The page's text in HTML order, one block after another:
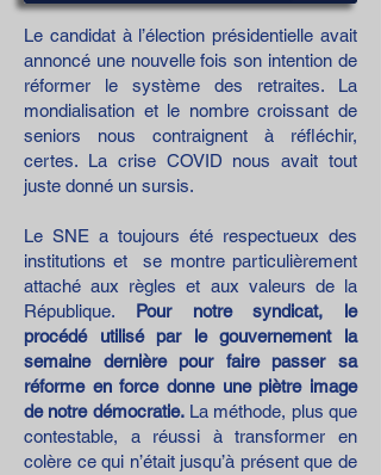
Le candidat à l’élection présidentielle avait
annoncé une nouvelle fois son intention de
réformer le système des retraites. La
mondialisation et le nombre croissant de
seniors nous contraignent à réfléchir,
certes. La crise COVID nous avait tout
juste donné un sursis.
Le SNE a toujours été respectueux des
institutions et se montre particulièrement
attaché aux règles et aux valeurs de la
République. Pour notre syndicat, le
procédé utilisé par le gouvernement la
semaine dernière pour faire passer sa
réforme en force donne une piètre image
de notre démocratie.La méthode, plus que
contestable, a réussi à transformer en
colère ce qui n’était jusqu’à présent que de